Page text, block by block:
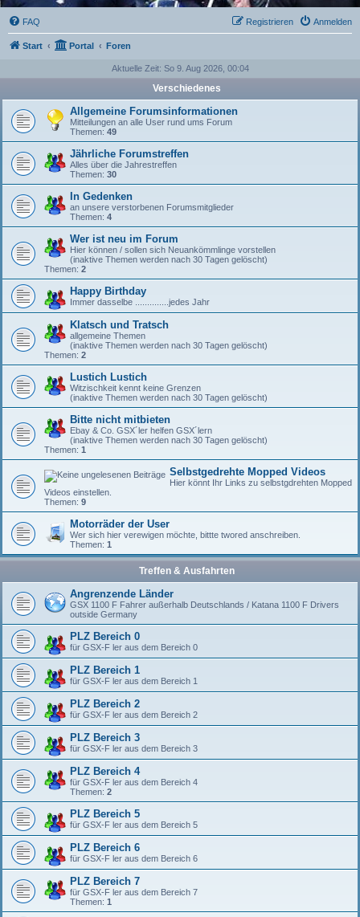
FAQ Anmelden
Registrieren
Start Portal Foren
Aktuelle Zeit: So 9. Aug 2026, 00:04
Verschiedenes
Allgemeine Forumsinformationen
Mitteilungen an alle User rund ums Forum
Themen: 49
Jährliche Forumstreffen
Alles über die Jahrestreffen
Themen: 30
In Gedenken
an unsere verstorbenen Forumsmitglieder
Themen: 4
Wer ist neu im Forum
Hier können / sollen sich Neuankömmlinge vorstellen
(inaktive Themen werden nach 30 Tagen gelöscht)
Themen: 2
Happy Birthday
Immer dasselbe ..............jedes Jahr
Klatsch und Tratsch
allgemeine Themen
(inaktive Themen werden nach 30 Tagen gelöscht)
Themen: 2
Lustich Lustich
Witzischkeit kennt keine Grenzen
(inaktive Themen werden nach 30 Tagen gelöscht)
Bitte nicht mitbieten
Ebay & Co. GSX´ler helfen GSX´lern
(inaktive Themen werden nach 30 Tagen gelöscht)
Themen: 1
Selbstgedrehte Mopped Videos
Hier könnt Ihr Links zu selbstgdrehten Mopped
Videos einstellen.
Themen: 9
Motorräder der User
Wer sich hier verewigen möchte, bittte twored anschreiben.
Themen: 1
Treffen & Ausfahrten
Angrenzende Länder
GSX 1100 F Fahrer außerhalb Deutschlands / Katana 1100 F Drivers
outside Germany
PLZ Bereich 0
für GSX-F ler aus dem Bereich 0
PLZ Bereich 1
für GSX-F ler aus dem Bereich 1
PLZ Bereich 2
für GSX-F ler aus dem Bereich 2
PLZ Bereich 3
für GSX-F ler aus dem Bereich 3
PLZ Bereich 4
für GSX-F ler aus dem Bereich 4
Themen: 2
PLZ Bereich 5
für GSX-F ler aus dem Bereich 5
PLZ Bereich 6
für GSX-F ler aus dem Bereich 6
PLZ Bereich 7
für GSX-F ler aus dem Bereich 7
Themen: 1